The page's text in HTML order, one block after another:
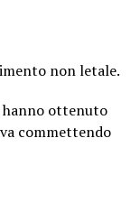
non letale.
hanno ottenuto
commettendo